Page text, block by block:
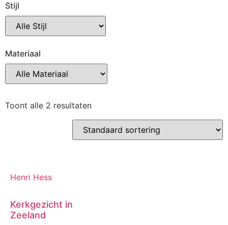
Stijl
Materiaal
Toont alle 2 resultaten
Henri Hess
Kerkgezicht in
Zeeland